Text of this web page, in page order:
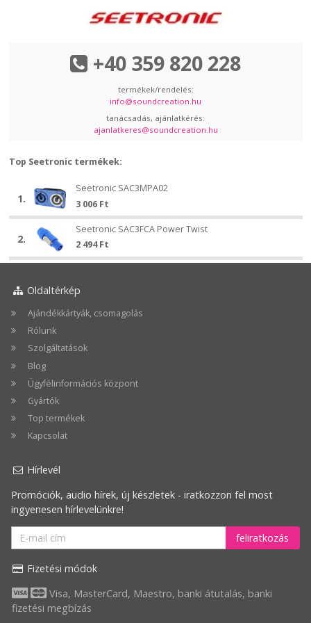
+40 359 820 228
termékek/rendelés:
info@soundcreation.hu
tanácsadás, ajánlatkérés:
ajanlatkeres@soundcreation.hu
Top Seetronic termékek:
Seetronic
SAC3MPA02
1.
Seetronic
SAC3MPA02
Seetronic SAC3MPA02
3 006 Ft
Seetronic
SAC3FCA
Power
2.
Seetronic
SAC3FCA
Power
Seetronic SAC3FCA Power Twist
2 494Ft
Oldaltérkép
Ajándékkártyák, csomagolás
Rólunk
Szolgáltatások
Blog
Ügyfélinformációs központ
Gyártók
Top termékek
Kapcsolat
Hírlevél
Promóciók, audio hírek, új készletek - iratkozzon fel most
ingyenesen hírlevelünkre!
feliratkozás
Fizetési módok
Visa, MasterCard, Maestro, banki átutalás, banki
fizetési megbízás